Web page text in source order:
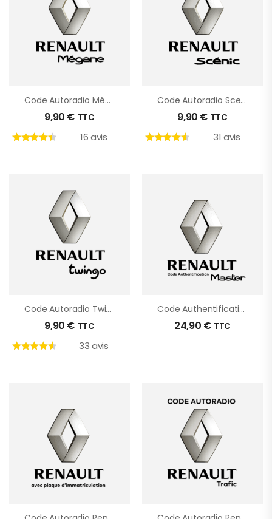
Code Autoradio Mégane 2
9,90 € TTC
16 avis
Code Autoradio Scenic
9,90 € TTC
31 avis
Code Autoradio Twingo
9,90 € TTC
33 avis
Code Authentification Renault Master
24,90 € TTC